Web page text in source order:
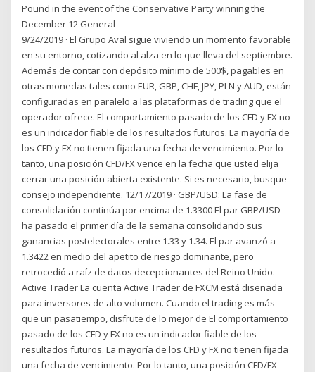
Pound in the event of the Conservative Party winning the
December 12 General
9/24/2019 · El Grupo Aval sigue viviendo un momento favorable
en su entorno, cotizando al alza en lo que lleva del septiembre.
Además de contar con depósito mínimo de 500$, pagables en
otras monedas tales como EUR, GBP, CHF, JPY, PLN y AUD, están
configuradas en paralelo a las plataformas de trading que el
operador ofrece. El comportamiento pasado de los CFD y FX no
es un indicador fiable de los resultados futuros. La mayoría de
los CFD y FX no tienen fijada una fecha de vencimiento. Por lo
tanto, una posición CFD/FX vence en la fecha que usted elija
cerrar una posición abierta existente. Si es necesario, busque
consejo independiente. 12/17/2019 · GBP/USD: La fase de
consolidación continúa por encima de 1.3300 El par GBP/USD
ha pasado el primer día de la semana consolidando sus
ganancias postelectorales entre 1.33 y 1.34. El par avanzó a
1.3422 en medio del apetito de riesgo dominante, pero
retrocedió a raíz de datos decepcionantes del Reino Unido.
Active Trader La cuenta Active Trader de FXCM está diseñada
para inversores de alto volumen. Cuando el trading es más
que un pasatiempo, disfrute de lo mejor de El comportamiento
pasado de los CFD y FX no es un indicador fiable de los
resultados futuros. La mayoría de los CFD y FX no tienen fijada
una fecha de vencimiento. Por lo tanto, una posición CFD/FX